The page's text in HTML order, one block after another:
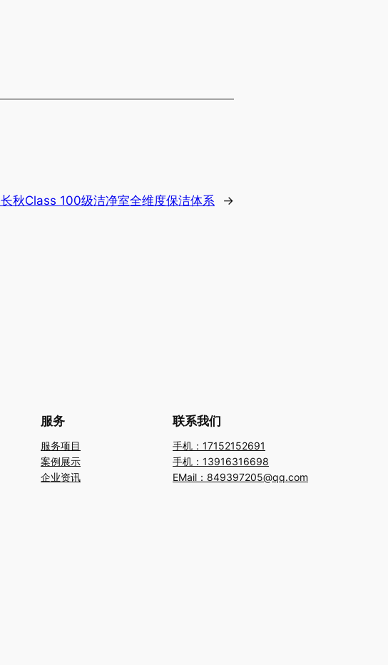
长秋Class 100级洁净室全维度保洁体系 →
服务
服务项目
案例展示
企业资讯
联系我们
手机：17152152691
手机：13916316698
EMail：849397205@qq.com